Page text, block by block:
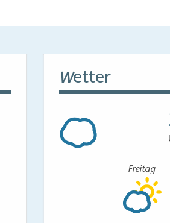
Wetter
Freitag